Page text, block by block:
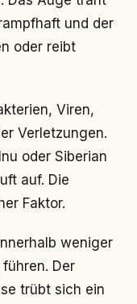
und der
oder reibt
Viren,
Verletzungen.
Inu oder Siberian
auf. Die
Faktor.
weniger
Der
trübt sich ein